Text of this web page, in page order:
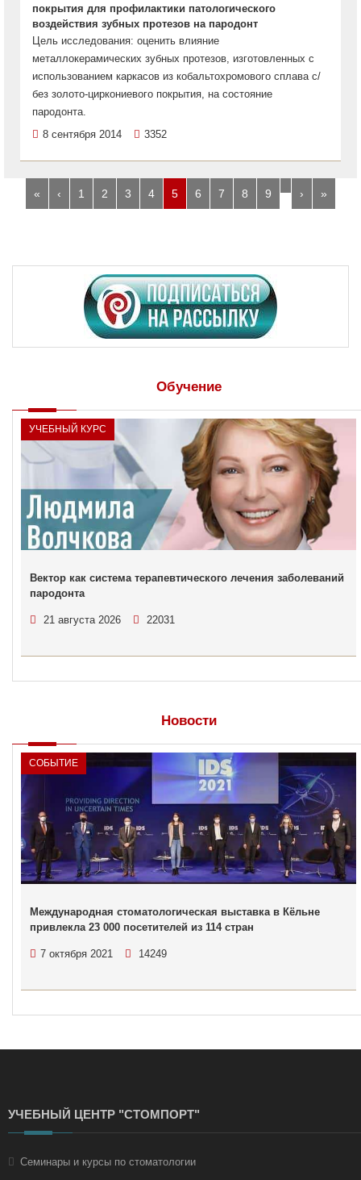
покрытия для профилактики патологического
воздействия зубных протезов на пародонт
Цель исследования: оценить влияние
металлокерамических зубных протезов, изготовленных с
использованием каркасов из кобальтохромового сплава с/
без золото-циркониевого покрытия, на состояние
пародонта.
8 сентября 2014
3352
« ‹ 1 2 3 4 5 6 7 8 9 › »
Обучение
УЧЕБНЫЙ КУРС
Вектор как система терапевтического лечения заболеваний
пародонта
21 августа 2026 22031
Новости
СОБЫТИЕ
Международная стоматологическая выставка в Кёльне
привлекла 23 000 посетителей из 114 стран
7 октября 2021 14249
УЧЕБНЫЙ ЦЕНТР "СТОМПОРТ"
Семинары и курсы по стоматологии